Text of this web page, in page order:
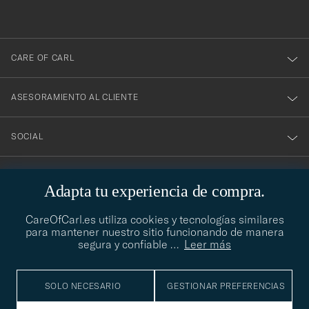
Adapta tu experiencia de compra.
CareOfCarl.es utiliza cookies y tecnologías similares
para mantener nuestro sitio funcionando de manera
segura y confiable … Leer más
SOLO NECESARIO GESTIONAR PREFERENCIAS
boletín!
CARE OF CARL
ASESORAMIENTO AL CLIENTE
SOCIAL
contact@careofcarl.com
ASESORAMIENTO DE ESTILO
estamos encantados de hacerlo